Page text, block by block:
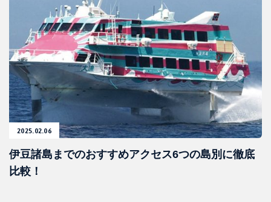
2025.02.06
伊豆諸島までのおすすめアクセス6つの島別に徹底
比較！